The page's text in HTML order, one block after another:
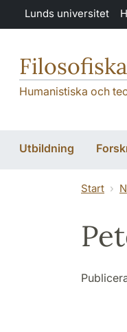
Hoppa till huvudinnehåll
Lunds universitet
Humanistiska och
Utbildning
Start